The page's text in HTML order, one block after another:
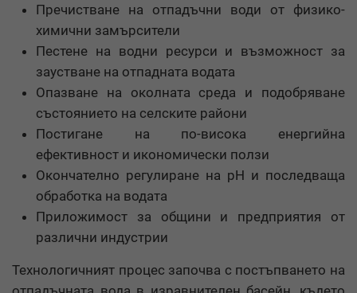
Пречистване на отпадъчни води от физико-
химични замърсители
Пестене на водни ресурси и възможност за
заустване на отпадната водата
Опазване на околната среда и подобряване
състоянието на селските райони
Постигане на по-висока енергийна
ефективност и икономически ползи
Окончателно регулиране на pH и последваща
обработка на водата
Приложимост за общини и предприятия от
различни индустрии
Технологичният процес започва с постъпването на